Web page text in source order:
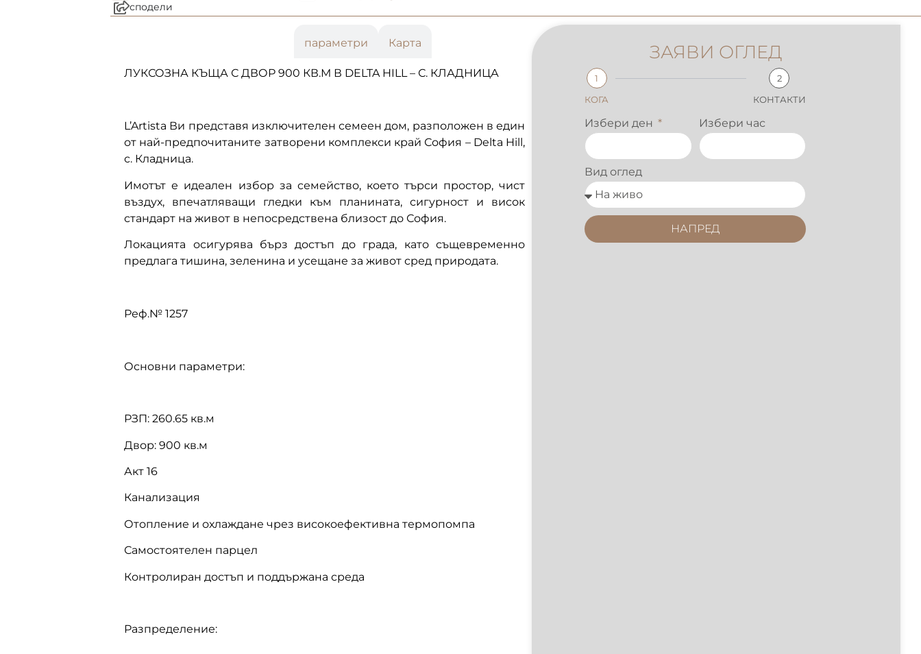
сподели
параметри Карта
ЛУКСОЗНА КЪЩА С ДВОР 900 КВ.М В DELTA HILL – С. КЛАДНИЦА
L’Artista Ви представя изключителен семеен дом, разположен в един
от най-предпочитаните затворени комплекси край София – Delta Hill,
с. Кладница.
Имотът е идеален избор за семейство, което търси простор, чист
въздух, впечатляващи гледки към планината, сигурност и висок
стандарт на живот в непосредствена близост до София.
Локацията осигурява бърз достъп до града, като същевременно
предлага тишина, зеленина и усещане за живот сред природата.
Реф.№ 1257
Основни параметри:
РЗП: 260.65 кв.м
Двор: 900 кв.м
Акт 16
Канализация
Отопление и охлаждане чрез високоефективна термопомпа
Самостоятелен парцел
Контролиран достъп и поддържана среда
Разпределение:
ЗАЯВИ ОГЛЕД
1
КОГА
2
КОНТАКТИ
Избери ден Избери час
Вид оглед
НАПРЕД